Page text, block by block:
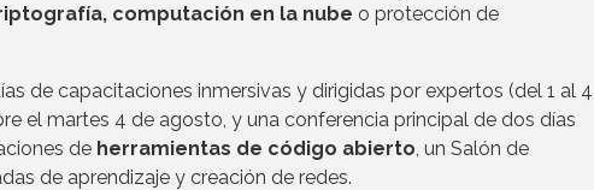
computación en la nube o protección de
de capacitaciones inmersivas y dirigidas por expertos (del 1 al 4
el martes 4 de agosto, y una conferencia principal de dos días
de herramientas de código abierto , un Salón de
de aprendizaje y creación de redes.